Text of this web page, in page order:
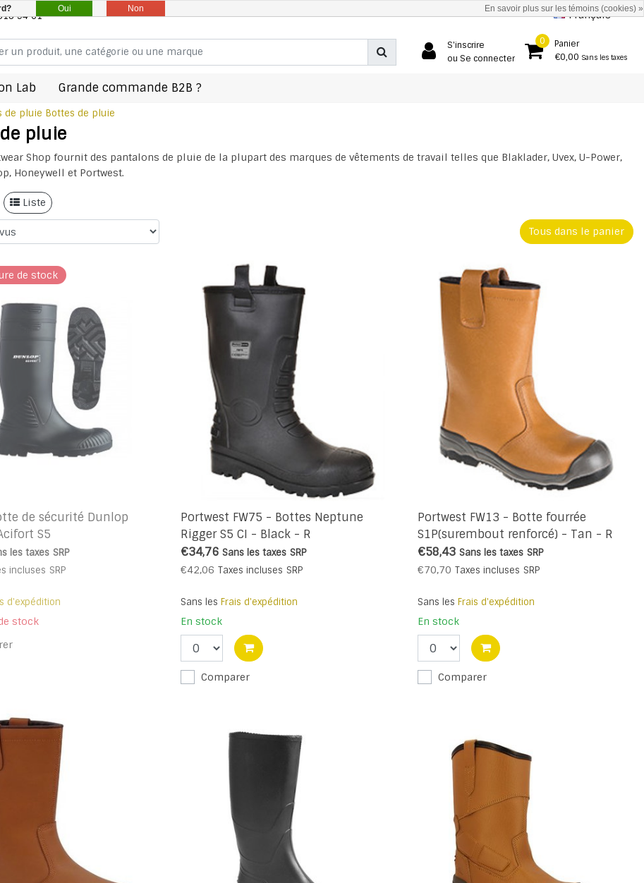
94 61 Français
S'inscrire
ou Se connecter
0
Panier
€0,00 Sans les taxes
Lab Grande commande B2B ?
de pluie Bottes de pluie
pluie
Shop fournit des pantalons de pluie de la plupart des marques de vêtements de travail telles que Blaklader, Uvex, U-Power,
Honeywell et Portwest.
Liste
Tous dans le panier
de stock
de sécurité Dunlop
S5
les taxes SRP
incluses SRP
d'expédition
stock
Portwest FW75 - Bottes Neptune
Rigger S5 CI - Black - R
€34,76 Sans les taxes SRP
€42,06 Taxes incluses SRP
Sans les Frais d'expédition
En stock
Comparer
Portwest FW13 - Botte fourrée
S1P(surembout renforcé) - Tan - R
€58,43 Sans les taxes SRP
€70,70 Taxes incluses SRP
Sans les Frais d'expédition
En stock
Comparer
Oui Non En savoir plus sur les témoins (cookies) »